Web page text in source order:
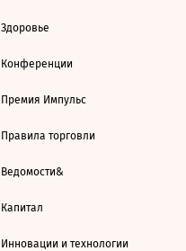
Здоровье
Конференции
Премия Импульс
Правила торговли
Ведомости&
Капитал
Инновации и технологии